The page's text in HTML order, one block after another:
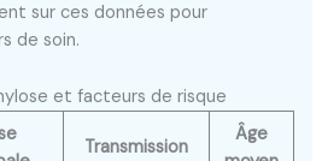
sur ces données pour
de soin.
et facteurs de risque
Transmission
Âge